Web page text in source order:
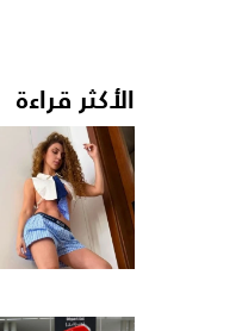
الأكثر قراءة